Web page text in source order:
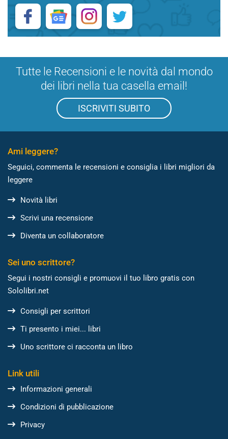
Tutte le Recensioni e le novità dal mondo
dei libri nella tua casella email!
ISCRIVITI SUBITO
Ami leggere?
Seguici, commenta le recensioni e consiglia i libri migliori da
leggere
Novità libri
Scrivi una recensione
Diventa un collaboratore
Sei uno scrittore?
Segui i nostri consigli e promuovi il tuo libro gratis con
Sololibri.net
Consigli per scrittori
Ti presento i miei... libri
Uno scrittore ci racconta un libro
Link utili
Informazioni generali
Condizioni di pubblicazione
Privacy